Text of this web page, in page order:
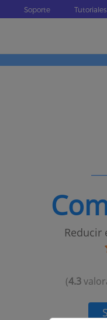
Soporte Tutoriales
Reducir
(4.3